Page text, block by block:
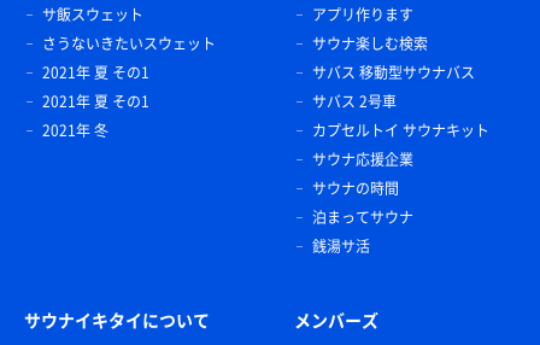
サ飯スウェット
さうないきたいスウェット
2021年 夏 その1
2021年 夏 その1
2021年 冬
アプリ作ります
サウナ楽しむ検索
サバス 移動型サウナバス
サバス 2号車
カプセルトイ サウナキット
サウナ応援企業
サウナの時間
泊まってサウナ
銭湯サ活
サウナイキタイについて メンバーズ